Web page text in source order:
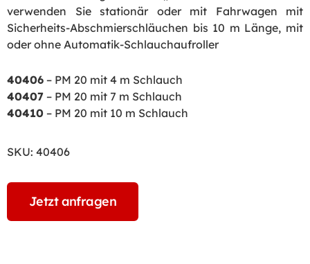
verwenden Sie stationär oder mit Fahrwagen mit
Sicherheits-Abschmierschläuchen bis 10 m Länge, mit
oder ohne Automatik-Schlauchaufroller
40406 – PM 20 mit 4 m Schlauch
40407 – PM 20 mit 7 m Schlauch
40410 – PM 20 mit 10 m Schlauch
SKU: 40406
Jetzt anfragen